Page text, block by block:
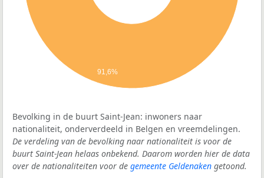
91,6%
Bevolking in de buurt Saint-Jean: inwoners naar
nationaliteit, onderverdeeld in Belgen en vreemdelingen.
De verdeling van de bevolking naar nationaliteit is voor de
buurt Saint-Jean helaas onbekend. Daarom worden hier de data
over de nationaliteiten voor de gemeente Geldenaken getoond.